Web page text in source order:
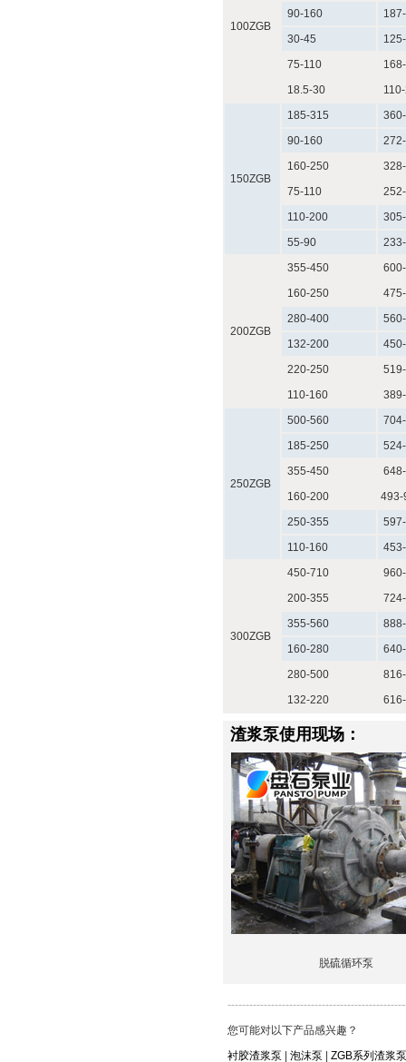
100ZGB
90-160
30-45
75-110
18.5-30
150ZGB
185-315
90-160
160-250
75-110
110-200
55-90
200ZGB
355-450
160-250
280-400
132-200
220-250
110-160
250ZGB
500-560
185-250
355-450
160-200
250-355
110-160
300ZGB
450-710
200-355
355-560
160-280
280-500
132-220
渣浆泵使用现场：
脱硫循环泵
您可能对以下产品感兴趣？
衬胶渣浆泵
泡沫泵 ZGB系列渣浆泵